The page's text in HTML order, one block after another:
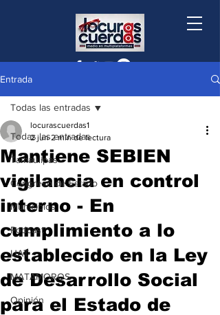
Entrada
Todas las entradas
Tamaulipas
Congreso de Estado
Municipios
Podcast
UAT
MATAMOROS
Opinión
Todas las entradas
Mantiene SEBIEN
vigilancia en control
interno - En
cumplimiento a lo
establecido en la Ley
de Desarrollo Social
para el Estado de
locurascuerdas1
2 jun 2 min de lectura